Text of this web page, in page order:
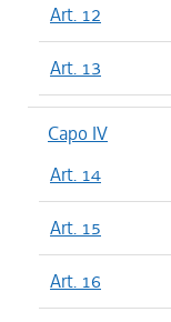
Art. 12
Art. 13
Capo IV
Art. 14
Art. 15
Art. 16